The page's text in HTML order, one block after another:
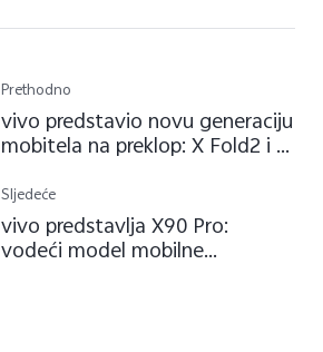
Prethodno
vivo predstavio novu generaciju
mobitela na preklop: X Fold2 i X
Sljedeće
vivo predstavlja X90 Pro:
vodeći model mobilne